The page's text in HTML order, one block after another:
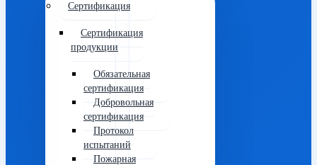
Сертификация
Сертификация
продукции
Обязательная
сертификация
Добровольная
сертификация
Протокол
испытаний
Пожарная